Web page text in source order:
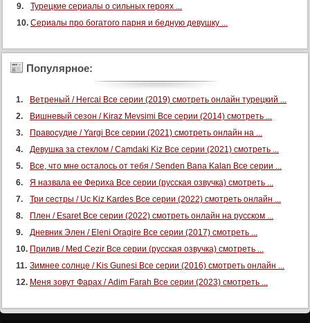
Турецкие сериалы о сильных героях ...
Сериалы про богатого парня и бедную девушку ...
Популярное:
Ветреный / Hercai Все серии (2019) смотреть онлайн турецкий ...
Вишневый сезон / Kiraz Mevsimi Все серии (2014) смотреть ...
Правосудие / Yargi Все серии (2021) смотреть онлайн на ...
Девушка за стеклом / Camdaki Kiz Все серии (2021) смотреть ...
Все, что мне осталось от тебя / Senden Bana Kalan Все серии ...
Я назвала ее Фериха Все серии (русская озвучка) смотреть ...
Три сестры / Uc Kiz Kardes Все серии (2022) смотреть онлайн ...
Плен / Esaret Все серии (2022) смотреть онлайн на русском ...
Дневник Элен / Eleni Oragire Все серии (2017) смотреть ...
Прилив / Med Cezir Все серии (русская озвучка) смотреть ...
Зимнее солнце / Kis Gunesi Все серии (2016) смотреть онлайн ...
Меня зовут Фарах / Adim Farah Все серии (2023) смотреть ...